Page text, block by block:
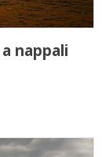
nappali